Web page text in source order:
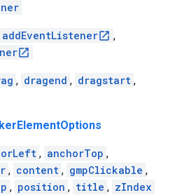
addEventListener
,
, dragend , dragstart ,
, anchorTop ,
, content , gmpClickable ,
, position , title , zIndex